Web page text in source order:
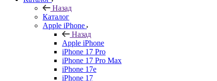
Назад
Каталог
Apple iPhone
Назад
Apple iPhone
iPhone 17 Pro
iPhone 17 Pro Max
iPhone 17e
iPhone 17